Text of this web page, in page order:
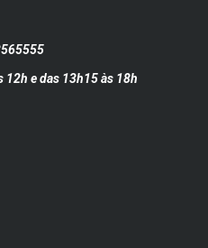
12h e das 13h15 às 18h